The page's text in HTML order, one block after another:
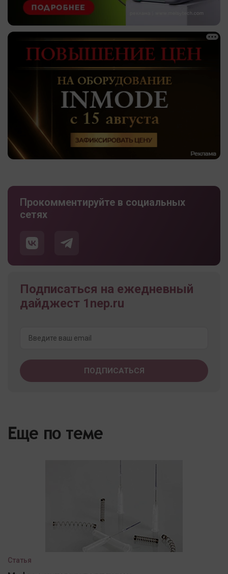
Прокомментируйте в социальных
сетях
Подписаться на ежедневный
дайджест 1nep.ru
Еще по теме
Статья